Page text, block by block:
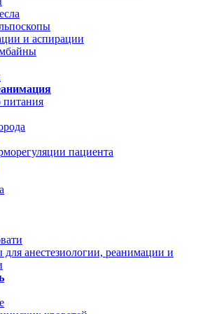
и аспирации
питания
пациента
анестезиологии, реанимации и